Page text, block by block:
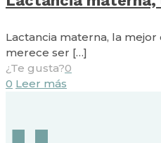
Lactancia materna, la
merece ser […]
¿Te gusta?0
0 Leer más